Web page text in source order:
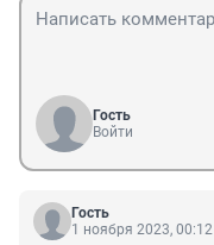
Гость
Войти
Гость
1 ноября 2023, 00:12